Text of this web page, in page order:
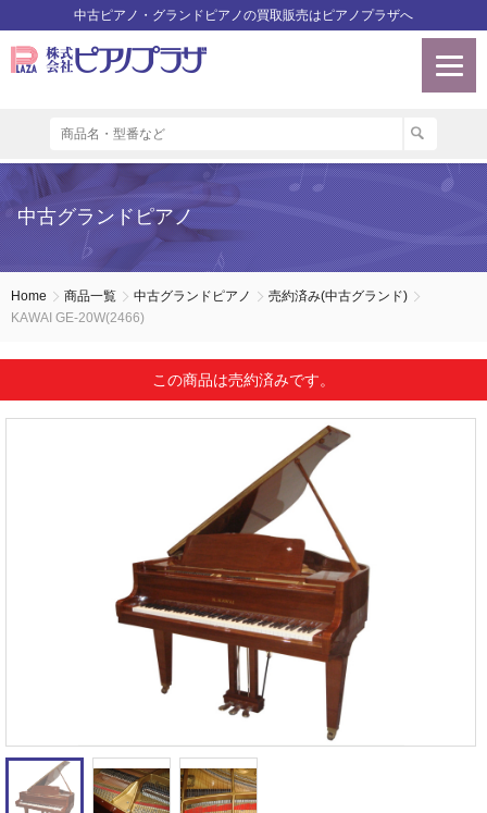
中古ピアノ・グランドピアノの買取販売はピアノプラザへ
中古グランドピアノ
Home 商品一覧 中古グランドピアノ
売約済み(中古グランド)
KAWAI GE-20W(2466)
この商品は売約済みです。